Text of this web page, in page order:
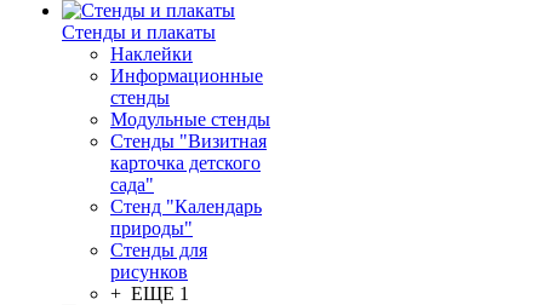
Стенды и плакаты
Наклейки
Информационные
стенды
Модульные стенды
Стенды "Визитная
карточка детского
сада"
Стенд "Календарь
природы"
Стенды для
рисунков
+ ЕЩЕ 1